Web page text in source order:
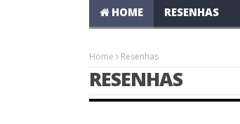
HOME RESENHAS
Home Resenhas
RESENHAS